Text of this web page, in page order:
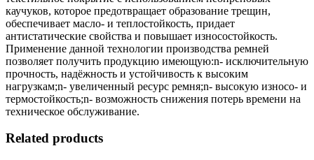
каучуков, которое предотвращает образование трещин,
обеспечивает масло- и теплостойкость, придает
антистатические свойства и повышает износостойкость.
Применение данной технологии производства ремней
позволяет получить продукцию имеющую:n- исключительную
прочность, надёжность и устойчивость к высоким
нагрузкам;n- увеличенный ресурс ремня;n- высокую износо- и
термостойкость;n- возможность снижения потерь времени на
техническое обслуживание.
Related products